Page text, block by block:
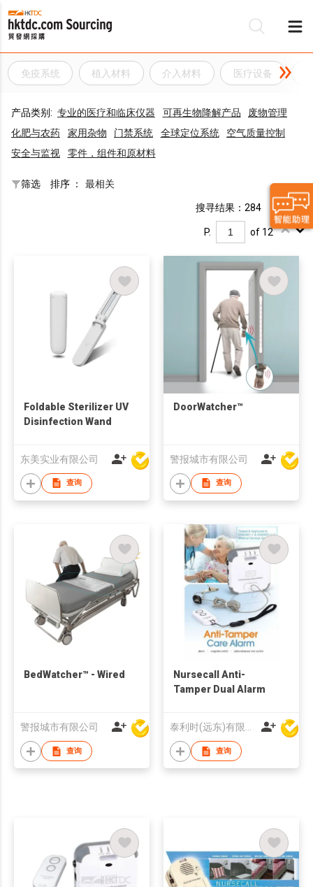
免疫系统 植入材料 介入材料 医疗设备
产品类别: 专业的医疗和临床仪器 可再生物降解产品
废物管理
化肥与农药
家用杂物 门禁系统 全球定位系统
空气质量控制
安全与监视
零件，组件和原材料
筛选 排序 ： 最相关
搜寻结果：284
P. of 12
Foldable Sterilizer UV
Disinfection Wand
东美实业有限公司
查询
DoorWatcher™
警报城市有限公司
查询
BedWatcher™ - Wired
警报城市有限公司
查询
Nursecall Anti-
Tamper Dual Alarm
查询